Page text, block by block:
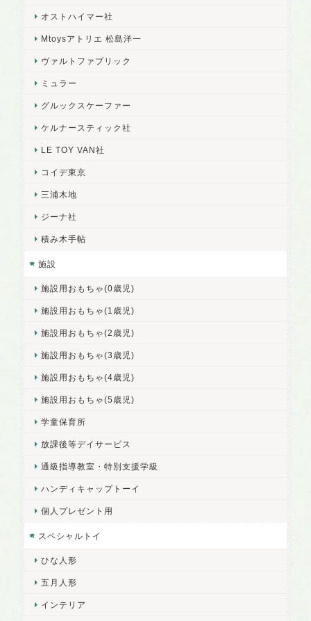
オストハイマー社
Mtoysアトリエ 松島洋一
ヴァルトファブリック
ミュラー
グルックスケーファー
ケルナースティック社
LE TOY VAN社
コイデ東京
三浦木地
ジーナ社
積み木手帖
施設
施設用おもちゃ(0歳児)
施設用おもちゃ(1歳児)
施設用おもちゃ(2歳児)
施設用おもちゃ(3歳児)
施設用おもちゃ(4歳児)
施設用おもちゃ(5歳児)
学童保育所
放課後等デイサービス
通級指導教室・特別支援学級
ハンディキャップトーイ
個人プレゼント用
スペシャルトイ
ひな人形
五月人形
インテリア